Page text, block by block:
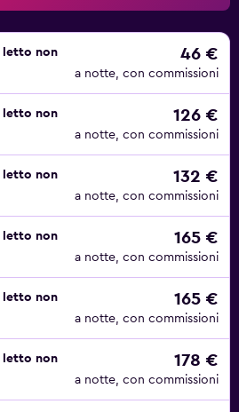
gli altri servizi figurano un
culle e letti pieghevoli.
dove potrete gustare un buffet a
Il ristorante Hydrogen serve
dove sorseggiare cocktail
letto non
46 €
a notte, con commissioni
letto non
126 €
a notte, con commissioni
letto non
132 €
a notte, con commissioni
letto non
165 €
a notte, con commissioni
letto non
165 €
a notte, con commissioni
letto non
178 €
a notte, con commissioni